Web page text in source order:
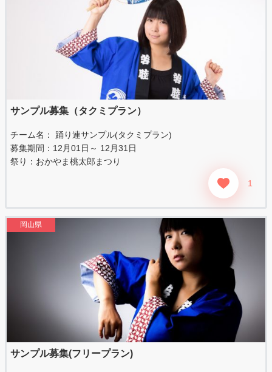
サンプル募集（タクミプラン）
チーム名： 踊り連サンプル(タクミプラン)
募集期間：12月01日～ 12月31日
祭り： おかやま桃太郎まつり
1
岡山県
サンプル募集(フリープラン)